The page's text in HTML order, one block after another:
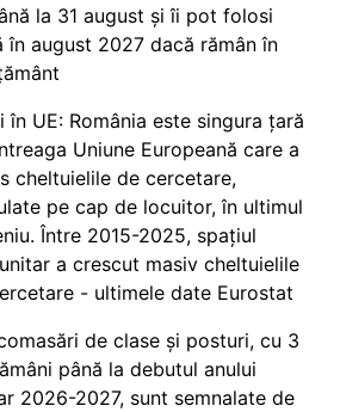
la 31 august și îi pot folosi
în august 2027 dacă rămân în
în UE: România este singura țară
Uniune Europeană care a
cheltuielile de cercetare,
pe cap de locuitor, în ultimul
Între 2015-2025, spațiul
a crescut masiv cheltuielile
- ultimele date Eurostat
de clase și posturi, cu 3
până la debutul anului
2026-2027, sunt semnalate de